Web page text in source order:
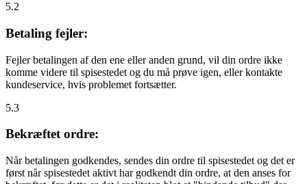
5.2
Betaling fejler:
Fejler betalingen af den ene eller anden grund, vil din ordre ikke
komme videre til spisestedet og du må prøve igen, eller kontakte
kundeservice, hvis problemet fortsætter.
5.3
Bekræftet ordre:
Når betalingen godkendes, sendes din ordre til spisestedet og det er
først når spisestedet aktivt har godkendt din ordre, at den anses for